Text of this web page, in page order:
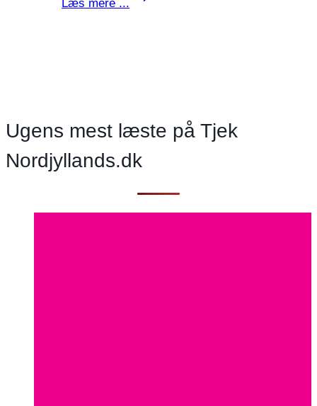
Læs mere ...
alment
Ugens mest læste på Tjek
Nordjyllands.dk